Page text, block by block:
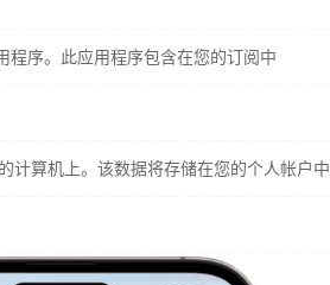
程序。此应用程序包含在您的订阅中
计算机上。该数据将存储在您的个人帐户中